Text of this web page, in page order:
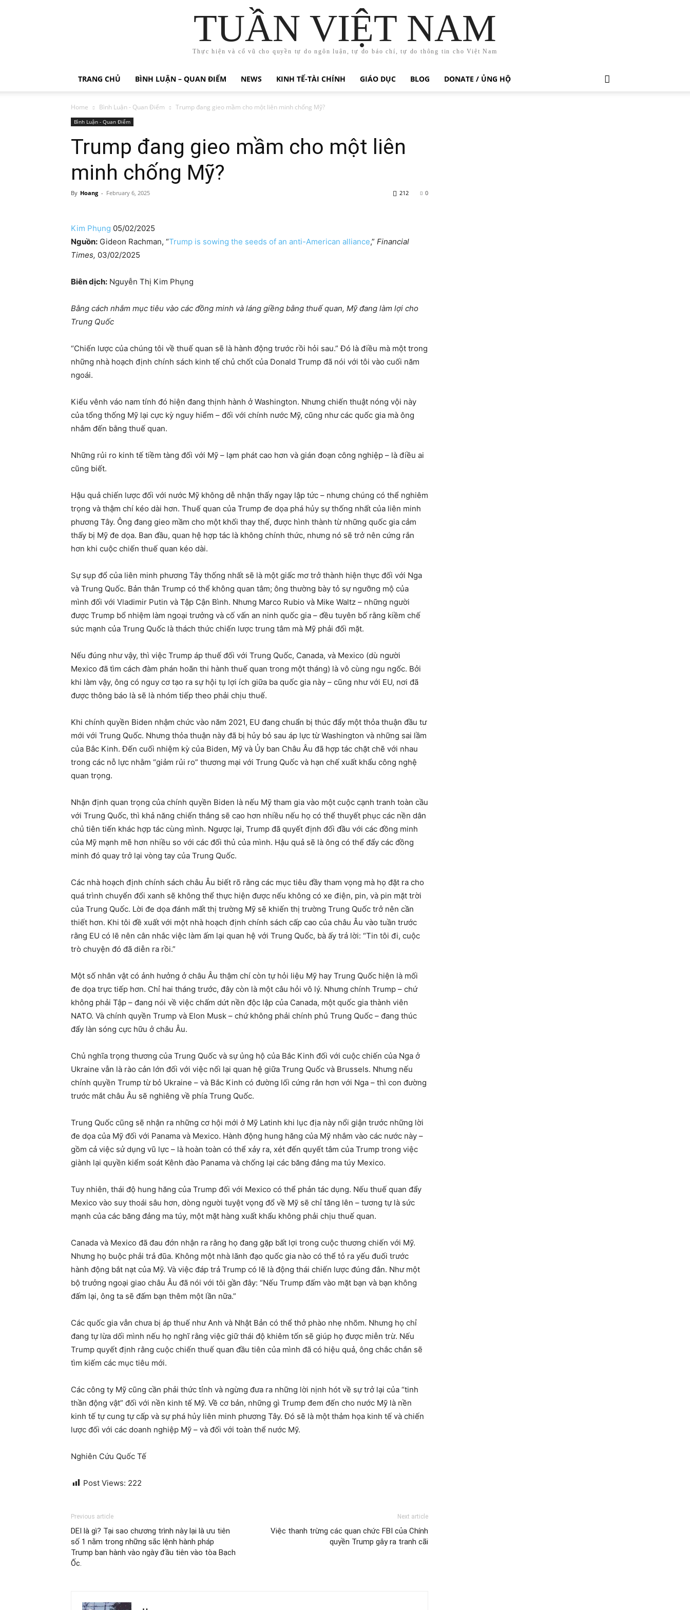
TUẦN VIỆT NAM
Thực hiện và cổ vũ cho quyền tự do ngôn luận, tự do báo chí, tự do thông tin cho Việt Nam
TRANG CHỦ BÌNH LUẬN – QUAN ĐIỂM NEWS KINH TẾ-TÀI CHÍNH GIÁO DỤC BLOG DONATE / ỦNG HỘ
Home Bình Luận - Quan Điểm Trump đang gieo mầm cho một liên minh chống Mỹ?
Bình Luận - Quan Điểm
Trump đang gieo mầm cho một liên
minh chống Mỹ?
By Hoang - February 6, 2025 0
212
Kim Phụng 05/02/2025
Nguồn: Gideon Rachman, “Trump is sowing the seeds of an anti-American alliance,” Financial
Times, 03/02/2025
Biên dịch: Nguyễn Thị Kim Phụng
Bằng cách nhắm mục tiêu vào các đồng minh và láng giềng bằng thuế quan, Mỹ đang làm lợi cho
Trung Quốc
“Chiến lược của chúng tôi về thuế quan sẽ là hành động trước rồi hỏi sau.” Đó là điều mà một trong
những nhà hoạch định chính sách kinh tế chủ chốt của Donald Trump đã nói với tôi vào cuối năm
ngoái.
Kiểu vênh váo nam tính đó hiện đang thịnh hành ở Washington. Nhưng chiến thuật nóng vội này
của tổng thống Mỹ lại cực kỳ nguy hiểm – đối với chính nước Mỹ, cũng như các quốc gia mà ông
nhắm đến bằng thuế quan.
Những rủi ro kinh tế tiềm tàng đối với Mỹ – lạm phát cao hơn và gián đoạn công nghiệp – là điều ai
cũng biết.
Hậu quả chiến lược đối với nước Mỹ không dễ nhận thấy ngay lập tức – nhưng chúng có thể nghiêm
trọng và thậm chí kéo dài hơn. Thuế quan của Trump đe dọa phá hủy sự thống nhất của liên minh
phương Tây. Ông đang gieo mầm cho một khối thay thế, được hình thành từ những quốc gia cảm
thấy bị Mỹ đe dọa. Ban đầu, quan hệ hợp tác là không chính thức, nhưng nó sẽ trở nên cứng rắn
hơn khi cuộc chiến thuế quan kéo dài.
Sự sụp đổ của liên minh phương Tây thống nhất sẽ là một giấc mơ trở thành hiện thực đối với Nga
và Trung Quốc. Bản thân Trump có thể không quan tâm; ông thường bày tỏ sự ngưỡng mộ của
mình đối với Vladimir Putin và Tập Cận Bình. Nhưng Marco Rubio và Mike Waltz – những người
được Trump bổ nhiệm làm ngoại trưởng và cố vấn an ninh quốc gia – đều tuyên bố rằng kiềm chế
sức mạnh của Trung Quốc là thách thức chiến lược trung tâm mà Mỹ phải đối mặt.
Nếu đúng như vậy, thì việc Trump áp thuế đối với Trung Quốc, Canada, và Mexico (dù người
Mexico đã tìm cách đàm phán hoãn thi hành thuế quan trong một tháng) là vô cùng ngu ngốc. Bởi
khi làm vậy, ông có nguy cơ tạo ra sự hội tụ lợi ích giữa ba quốc gia này – cũng như với EU, nơi đã
được thông báo là sẽ là nhóm tiếp theo phải chịu thuế.
Khi chính quyền Biden nhậm chức vào năm 2021, EU đang chuẩn bị thúc đẩy một thỏa thuận đầu tư
mới với Trung Quốc. Nhưng thỏa thuận này đã bị hủy bỏ sau áp lực từ Washington và những sai lầm
của Bắc Kinh. Đến cuối nhiệm kỳ của Biden, Mỹ và Ủy ban Châu Âu đã hợp tác chặt chẽ với nhau
trong các nỗ lực nhằm “giảm rủi ro” thương mại với Trung Quốc và hạn chế xuất khẩu công nghệ
quan trọng.
Nhận định quan trọng của chính quyền Biden là nếu Mỹ tham gia vào một cuộc cạnh tranh toàn cầu
với Trung Quốc, thì khả năng chiến thắng sẽ cao hơn nhiều nếu họ có thể thuyết phục các nền dân
chủ tiên tiến khác hợp tác cùng mình. Ngược lại, Trump đã quyết định đối đầu với các đồng minh
của Mỹ mạnh mẽ hơn nhiều so với các đối thủ của mình. Hậu quả sẽ là ông có thể đẩy các đồng
minh đó quay trở lại vòng tay của Trung Quốc.
Các nhà hoạch định chính sách châu Âu biết rõ rằng các mục tiêu đầy tham vọng mà họ đặt ra cho
quá trình chuyển đổi xanh sẽ không thể thực hiện được nếu không có xe điện, pin, và pin mặt trời
của Trung Quốc. Lời đe dọa đánh mất thị trường Mỹ sẽ khiến thị trường Trung Quốc trở nên cần
thiết hơn. Khi tôi đề xuất với một nhà hoạch định chính sách cấp cao của châu Âu vào tuần trước
rằng EU có lẽ nên cân nhắc việc làm ấm lại quan hệ với Trung Quốc, bà ấy trả lời: “Tin tôi đi, cuộc
trò chuyện đó đã diễn ra rồi.”
Một số nhân vật có ảnh hưởng ở châu Âu thậm chí còn tự hỏi liệu Mỹ hay Trung Quốc hiện là mối
đe dọa trực tiếp hơn. Chỉ hai tháng trước, đây còn là một câu hỏi vô lý. Nhưng chính Trump – chứ
không phải Tập – đang nói về việc chấm dứt nền độc lập của Canada, một quốc gia thành viên
NATO. Và chính quyền Trump và Elon Musk – chứ không phải chính phủ Trung Quốc – đang thúc
đẩy làn sóng cực hữu ở châu Âu.
Chủ nghĩa trọng thương của Trung Quốc và sự ủng hộ của Bắc Kinh đối với cuộc chiến của Nga ở
Ukraine vẫn là rào cản lớn đối với việc nối lại quan hệ giữa Trung Quốc và Brussels. Nhưng nếu
chính quyền Trump từ bỏ Ukraine – và Bắc Kinh có đường lối cứng rắn hơn với Nga – thì con đường
trước mắt châu Âu sẽ nghiêng về phía Trung Quốc.
Trung Quốc cũng sẽ nhận ra những cơ hội mới ở Mỹ Latinh khi lục địa này nổi giận trước những lời
đe dọa của Mỹ đối với Panama và Mexico. Hành động hung hăng của Mỹ nhắm vào các nước này –
gồm cả việc sử dụng vũ lực – là hoàn toàn có thể xảy ra, xét đến quyết tâm của Trump trong việc
giành lại quyền kiểm soát Kênh đào Panama và chống lại các băng đảng ma túy Mexico.
Tuy nhiên, thái độ hung hăng của Trump đối với Mexico có thể phản tác dụng. Nếu thuế quan đẩy
Mexico vào suy thoái sâu hơn, dòng người tuyệt vọng đổ về Mỹ sẽ chỉ tăng lên – tương tự là sức
mạnh của các băng đảng ma túy, một mặt hàng xuất khẩu không phải chịu thuế quan.
Canada và Mexico đã đau đớn nhận ra rằng họ đang gặp bất lợi trong cuộc thương chiến với Mỹ.
Nhưng họ buộc phải trả đũa. Không một nhà lãnh đạo quốc gia nào có thể tỏ ra yếu đuối trước
hành động bắt nạt của Mỹ. Và việc đáp trả Trump có lẽ là động thái chiến lược đúng đắn. Như một
bộ trưởng ngoại giao châu Âu đã nói với tôi gần đây: “Nếu Trump đấm vào mặt bạn và bạn không
đấm lại, ông ta sẽ đấm bạn thêm một lần nữa.”
Các quốc gia vẫn chưa bị áp thuế như Anh và Nhật Bản có thể thở phào nhẹ nhõm. Nhưng họ chỉ
đang tự lừa dối mình nếu họ nghĩ rằng việc giữ thái độ khiêm tốn sẽ giúp họ được miễn trừ. Nếu
Trump quyết định rằng cuộc chiến thuế quan đầu tiên của mình đã có hiệu quả, ông chắc chắn sẽ
tìm kiếm các mục tiêu mới.
Các công ty Mỹ cũng cần phải thức tỉnh và ngừng đưa ra những lời nịnh hót về sự trở lại của “tinh
thần động vật” đối với nền kinh tế Mỹ. Về cơ bản, những gì Trump đem đến cho nước Mỹ là nền
kinh tế tự cung tự cấp và sự phá hủy liên minh phương Tây. Đó sẽ là một thảm họa kinh tế và chiến
lược đối với các doanh nghiệp Mỹ – và đối với toàn thể nước Mỹ.
Nghiên Cứu Quốc Tế
Post Views: 222
Previous article
DEI là gì? Tại sao chương trình này lại là ưu tiên
số 1 nằm trong những sắc lệnh hành pháp
Trump ban hành vào ngày đầu tiên vào tòa Bạch
Ốc.
Next article
Việc thanh trừng các quan chức FBI của Chính
quyền Trump gây ra tranh cãi